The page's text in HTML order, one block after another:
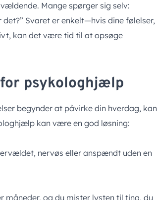
Mange spørger sig selv:
Svaret er enkelt—hvis dine følelser,
kan det være tid til at opsøge
psykologhjælp
begynder at påvirke din hverdag, kan
kan være en god løsning:
nervøs eller anspændt uden en
måneder, og du mister lysten til ting, du